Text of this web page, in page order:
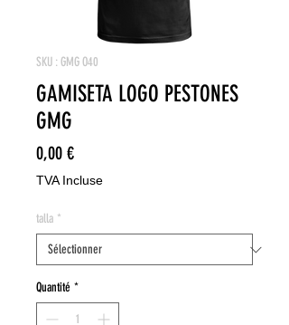
SKU : GMG O40
GAMISETA LOGO PESTONES
GMG
0,00 €Prix
TVA Incluse
talla *
Quantité *